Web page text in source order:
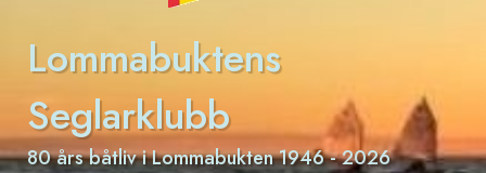
Lommabuktens
Seglarklubb
80 års båtliv i Lommabukten 1946 - 2026